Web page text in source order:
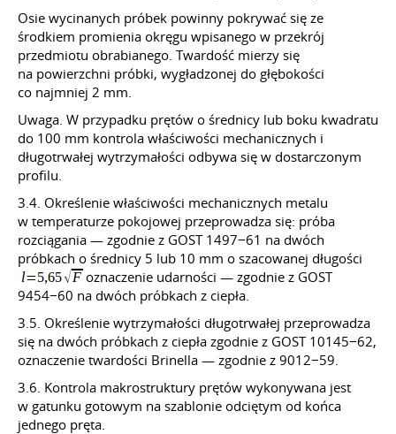
Osie wycinanych próbek powinny pokrywać się ze
środkiem promienia okręgu wpisanego w przekrój
przedmiotu obrabianego. Twardość mierzy się
na powierzchni próbki, wygładzonej do głębokości
co najmniej 2 mm.
Uwaga. W przypadku prętów o średnicy lub boku kwadratu
do 100 mm kontrola właściwości mechanicznych i
długotrwałej wytrzymałości odbywa się w dostarczonym
profilu.
3.4. Określenie właściwości mechanicznych metalu
w temperaturze pokojowej przeprowadza się: próba
rozciągania — zgodnie z GOST 1497−61 na dwóch
próbkach o średnicy 5 lub 10 mm o szacowanej długości
oznaczenie udarności — zgodnie z GOST
9454−60 na dwóch próbkach z ciepła.
3.5. Określenie wytrzymałości długotrwałej przeprowadza
się na dwóch próbkach z ciepła zgodnie z GOST 10145−62,
oznaczenie twardości Brinella — zgodnie z 9012−59.
3.6. Kontrola makrostruktury prętów wykonywana jest
w gatunku gotowym na szablonie odciętym od końca
jednego pręta.